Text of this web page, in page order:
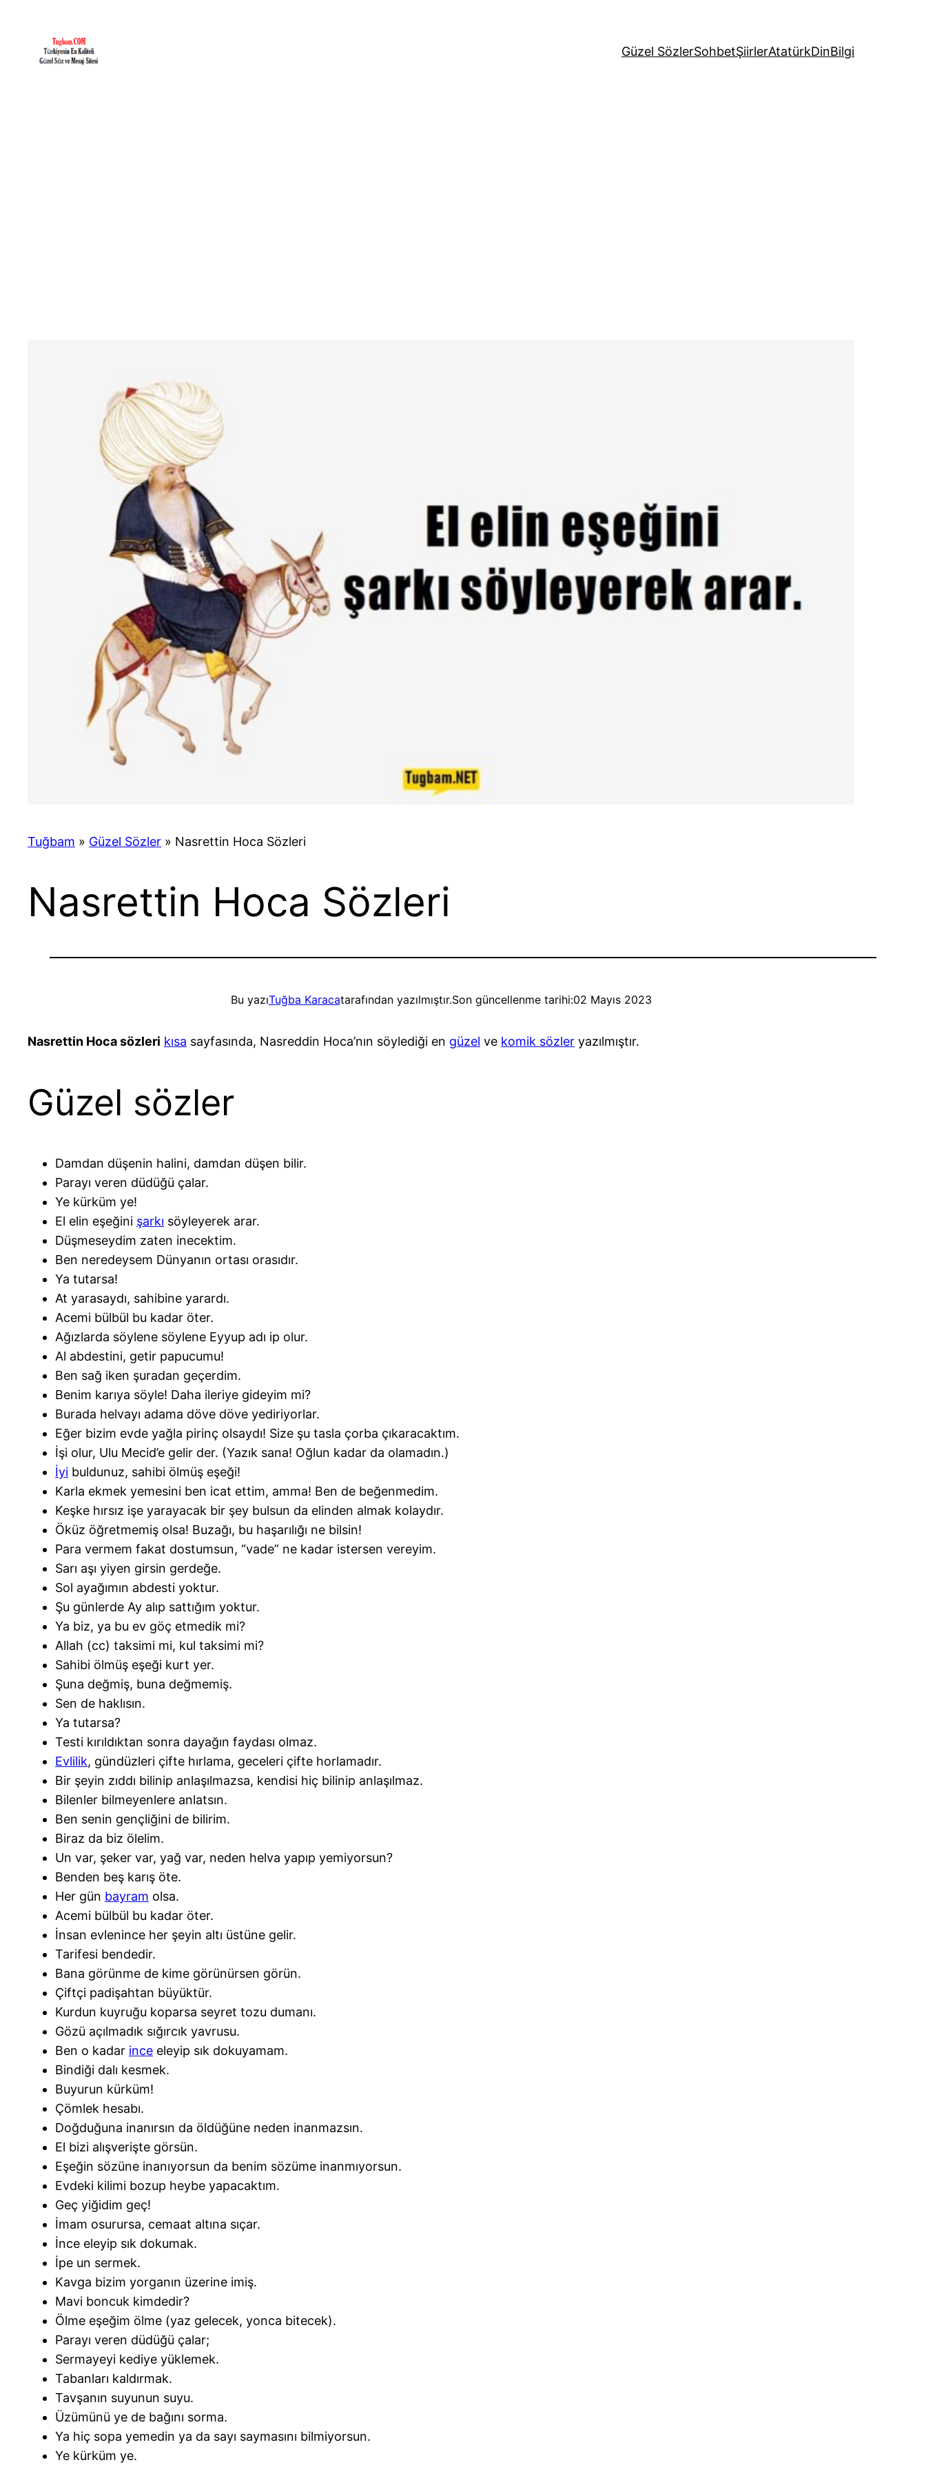
Güzel SözlerSohbetŞiirlerAtatürkDinBilgi
Tuğbam » Güzel Sözler » Nasrettin Hoca Sözleri
Nasrettin Hoca Sözleri
Bu yazıTuğba Karacatarafından yazılmıştır.Son güncellenme tarihi:02 Mayıs 2023
Nasrettin Hoca sözleri kısa sayfasında, Nasreddin Hoca’nın söylediği en güzel ve komik sözler yazılmıştır.
Güzel sözler
Damdan düşenin halini, damdan düşen bilir.
Parayı veren düdüğü çalar.
Ye kürküm ye!
El elin eşeğini şarkı söyleyerek arar.
Düşmeseydim zaten inecektim.
Ben neredeysem Dünyanın ortası orasıdır.
Ya tutarsa!
At yarasaydı, sahibine yarardı.
Acemi bülbül bu kadar öter.
Ağızlarda söylene söylene Eyyup adı ip olur.
Al abdestini, getir papucumu!
Ben sağ iken şuradan geçerdim.
Benim karıya söyle! Daha ileriye gideyim mi?
Burada helvayı adama döve döve yediriyorlar.
Eğer bizim evde yağla pirinç olsaydı! Size şu tasla çorba çıkaracaktım.
İşi olur, Ulu Mecid’e gelir der. (Yazık sana! Oğlun kadar da olamadın.)
İyi buldunuz, sahibi ölmüş eşeği!
Karla ekmek yemesini ben icat ettim, amma! Ben de beğenmedim.
Keşke hırsız işe yarayacak bir şey bulsun da elinden almak kolaydır.
Öküz öğretmemiş olsa! Buzağı, bu haşarılığı ne bilsin!
Para vermem fakat dostumsun, “vade” ne kadar istersen vereyim.
Sarı aşı yiyen girsin gerdeğe.
Sol ayağımın abdesti yoktur.
Şu günlerde Ay alıp sattığım yoktur.
Ya biz, ya bu ev göç etmedik mi?
Allah (cc) taksimi mi, kul taksimi mi?
Sahibi ölmüş eşeği kurt yer.
Şuna değmiş, buna değmemiş.
Sen de haklısın.
Ya tutarsa?
Testi kırıldıktan sonra dayağın faydası olmaz.
Evlilik, gündüzleri çifte hırlama, geceleri çifte horlamadır.
Bir şeyin zıddı bilinip anlaşılmazsa, kendisi hiç bilinip anlaşılmaz.
Bilenler bilmeyenlere anlatsın.
Ben senin gençliğini de bilirim.
Biraz da biz ölelim.
Un var, şeker var, yağ var, neden helva yapıp yemiyorsun?
Benden beş karış öte.
Her gün bayram olsa.
Acemi bülbül bu kadar öter.
İnsan evlenince her şeyin altı üstüne gelir.
Tarifesi bendedir.
Bana görünme de kime görünürsen görün.
Çiftçi padişahtan büyüktür.
Kurdun kuyruğu koparsa seyret tozu dumanı.
Gözü açılmadık sığırcık yavrusu.
Ben o kadar ince eleyip sık dokuyamam.
Bindiği dalı kesmek.
Buyurun kürküm!
Çömlek hesabı.
Doğduğuna inanırsın da öldüğüne neden inanmazsın.
El bizi alışverişte görsün.
Eşeğin sözüne inanıyorsun da benim sözüme inanmıyorsun.
Evdeki kilimi bozup heybe yapacaktım.
Geç yiğidim geç!
İmam osurursa, cemaat altına sıçar.
İnce eleyip sık dokumak.
İpe un sermek.
Kavga bizim yorganın üzerine imiş.
Mavi boncuk kimdedir?
Ölme eşeğim ölme (yaz gelecek, yonca bitecek).
Parayı veren düdüğü çalar;
Sermayeyi kediye yüklemek.
Tabanları kaldırmak.
Tavşanın suyunun suyu.
Üzümünü ye de bağını sorma.
Ya hiç sopa yemedin ya da sayı saymasını bilmiyorsun.
Ye kürküm ye.